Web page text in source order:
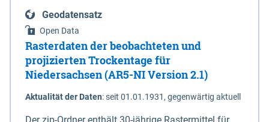
Geodatensatz
Open Data
Rasterdaten der beobachteten und
projizierten Trockentage für
Niedersachsen (AR5-NI Version 2.1)
Aktualität der Daten:seit 01.01.1931, gegenwärtig aktuell